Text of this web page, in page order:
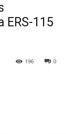
ERS-115
0
196